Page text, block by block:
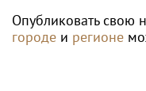
Опубликовать свою
городе и регионе